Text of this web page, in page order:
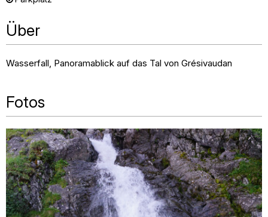
Über
Wasserfall, Panoramablick auf das Tal von Grésivaudan
Fotos